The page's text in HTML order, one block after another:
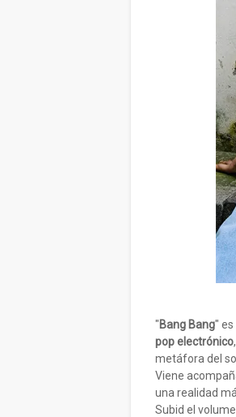
"Bang Bang"
pop electrónico
metáfora del
Viene
una realidad
Subid el